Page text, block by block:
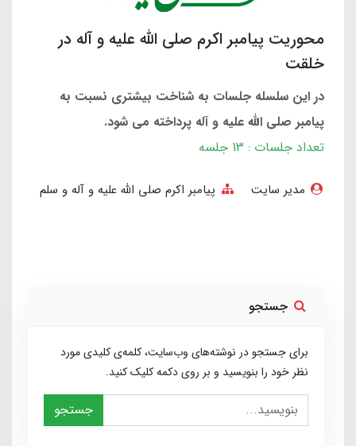
محوریت پیامبر اکرم صلی الله علیه و آله در
خلقت
در این سلسله جلسات به شناخت بیشتری نسبت به
پیامبر صلی الله علیه و آله پرداخته می شود.
تعداد جلسات : 13 جلسه
مدیر سایت پیامبر اکرم صلی الله علیه و آله و سلم
جستجو
برای جستجو در نوشته‌های وب‌سایت، کلمه‌ی کلیدی مورد
نظر خود را بنویسید و بر روی دکمه کلیک کنید.
جستجو